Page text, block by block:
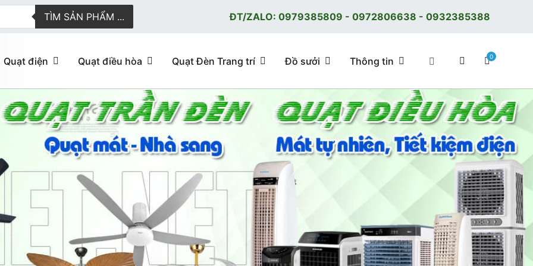
TÌM SẢN PHẨM ... ĐT/ZALO: 0979385809 - 0972806638 - 0932385388
tuyến giao hàng nhanh
hòa, quạt trần đèn trang trí, đèn trang trí chính Hãng, loại tốt, giá tốt, có F.reeShip tại Hà Nội
Quạt điện Quạt điều hòa Quạt Đèn Trang trí Đồ sưởi Thông tin 0